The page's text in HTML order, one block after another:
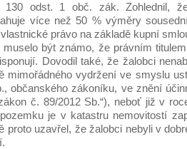
130 odst. 1 obč. zák. Zohlednil,
více než 50 % výměry
právo na základě kupní
muselo být známo, že právním
Dovodil také, že žalobci
mimořádného vydržení ve smyslu
občanského zákoníku, ve znění
č. 89/2012 Sb.“), neboť již v
je v katastru nemovitostí
proto uzavřel, že žalobci nebyli v